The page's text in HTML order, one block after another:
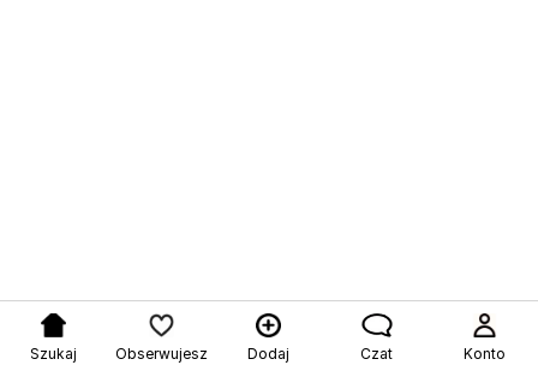
Szukaj Obserwujesz Dodaj Czat Konto